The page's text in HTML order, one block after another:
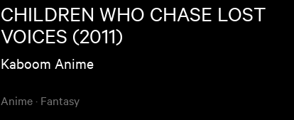
CHILDREN WHO CHASE LOST
VOICES (2011)
Kaboom Anime
Anime · Fantasy